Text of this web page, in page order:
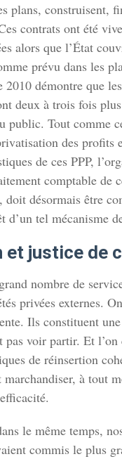
plans, construisent,
contrats ont été
alors que l’État
prévu dans les
2010 démontre que
deux à trois fois
public. Tout comme
des profits
de ces PPP,
comptable de
désormais être
d’un tel mécanisme
justice de
nombre de
privées externes.
Ils constituent
pas voir partir. Et
de réinsertion
à tout
le même temps,
commis le plus